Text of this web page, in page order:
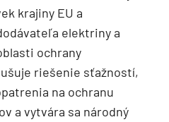
krajiny EU a
elektriny a
ochrany
riešenie sťažností,
na ochranu
a vytvára sa národný